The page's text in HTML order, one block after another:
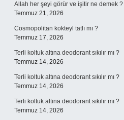
Allah her şeyi görür ve işitir ne demek ?
Temmuz 21, 2026
Cosmopolitan kokteyl tatlı mı ?
Temmuz 17, 2026
Terli koltuk altına deodorant sıkılır mı ?
Temmuz 14, 2026
Terli koltuk altına deodorant sıkılır mı ?
Temmuz 14, 2026
Terli koltuk altına deodorant sıkılır mı ?
Temmuz 14, 2026